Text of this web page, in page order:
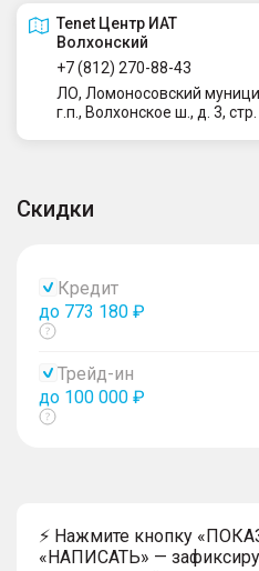
Tenet Центр ИАТ
Волхонский
+7 (812) 270-88-43
ЛО, Ломоносовский
г.п., Волхонское ш., д. 3,
Скидки
Кредит
до 773 180 ₽
Показать
Трейд-ин
до 100 000 ₽
Показать
⚡ Нажмите кнопку
«НАПИСАТЬ» —